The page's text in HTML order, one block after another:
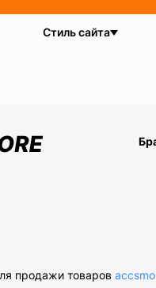
Стиль сайта
продажи товаров